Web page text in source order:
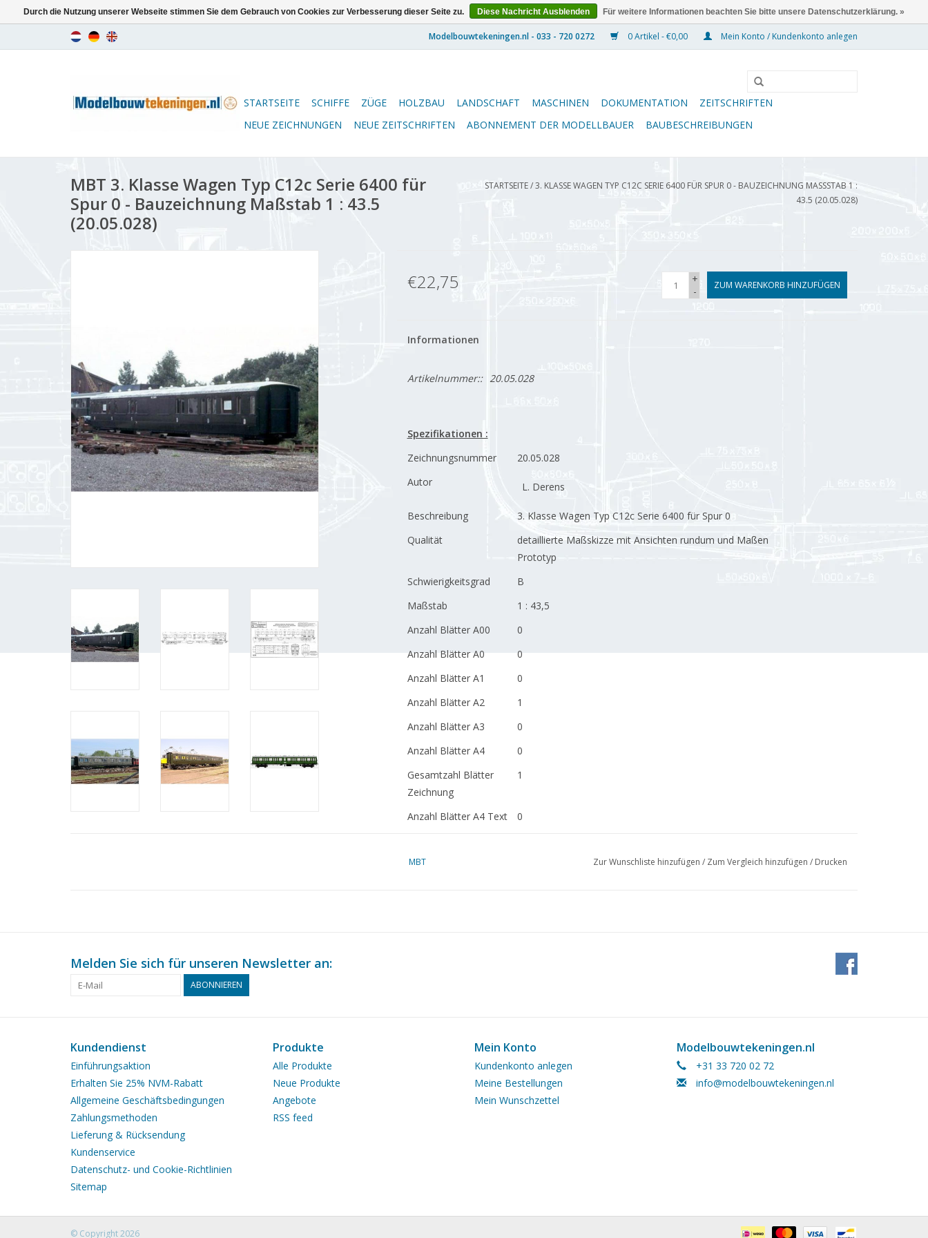
0 Artikel - €0,00 Mein Konto / Kundenkonto anlegen
STARTSEITE SCHIFFE ZÜGE HOLZBAU LANDSCHAFT MASCHINEN DOKUMENTATION
ZEITSCHRIFTEN
NEUE ZEICHNUNGEN
NEUE ZEITSCHRIFTEN ABONNEMENT DER MODELLBAUER BAUBESCHREIBUNGEN
MBT 3. Klasse Wagen Typ C12c Serie 6400 für
Spur 0 - Bauzeichnung Maßstab 1 : 43.5
(20.05.028)
STARTSEITE/3. KLASSE WAGEN TYP C12C SERIE 6400 FÜR SPUR 0 - BAUZEICHNUNG MASSSTAB 1 : 4
3.5 (20.05.028)
€22,75
+
-
ZUM WARENKORB HINZUFÜGEN
Informationen
Artikelnummer:: 20.05.028
Spezifikationen :
Zeichnungsnummer
20.05.028
Autor
L. Derens
Beschreibung
3. Klasse Wagen Typ C12c Serie 6400 für Spur 0
Qualität
detaillierte Maßskizze mit Ansichten rundum und Maßen
Prototyp
Schwierigkeitsgrad
B
Maßstab
1 : 43,5
Anzahl Blätter A00
0
Anzahl Blätter A0
0
Anzahl Blätter A1
0
Anzahl Blätter A2
1
Anzahl Blätter A3
0
Anzahl Blätter A4
0
Gesamtzahl Blätter
Zeichnung
1
Anzahl Blätter A4 Text
0
Besonderheiten
urspr. Zeichnungsnr. Derens Nr. 30
MBT Zur Wunschliste hinzufügen / Zum Vergleich hinzufügen / Drucken
Melden Sie sich für unseren Newsletter an:
ABONNIEREN
Kundendienst
Einführungsaktion
Erhalten Sie 25% NVM-Rabatt
Allgemeine Geschäftsbedingungen
Zahlungsmethoden
Lieferung & Rücksendung
Kundenservice
Datenschutz- und Cookie-Richtlinien
Sitemap
Produkte
Alle Produkte
Neue Produkte
Angebote
RSS feed
Mein Konto
Kundenkonto anlegen
Meine Bestellungen
Mein Wunschzettel
Modelbouwtekeningen.nl
+31 33 720 02 72
info@modelbouwtekeningen.nl
© Copyright 2026
Durch die Nutzung unserer Webseite stimmen Sie dem Gebrauch von Cookies zur Verbesserung dieser Seite zu. Diese Nachricht Ausblenden Für weitere Informationen beachten Sie bitte unsere Datenschutzerklärung. »